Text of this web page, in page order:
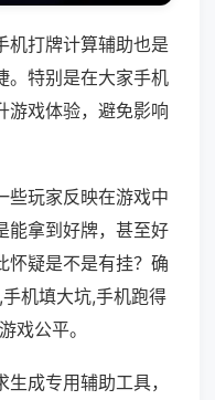
机打牌计算辅助也是
。特别是在大家手机
游戏体验，避免影响
些玩家反映在游戏中
能拿到好牌，甚至好
怀疑是不是有挂？确
机填大坑,手机跑得
戏公平。
成专用辅助工具，